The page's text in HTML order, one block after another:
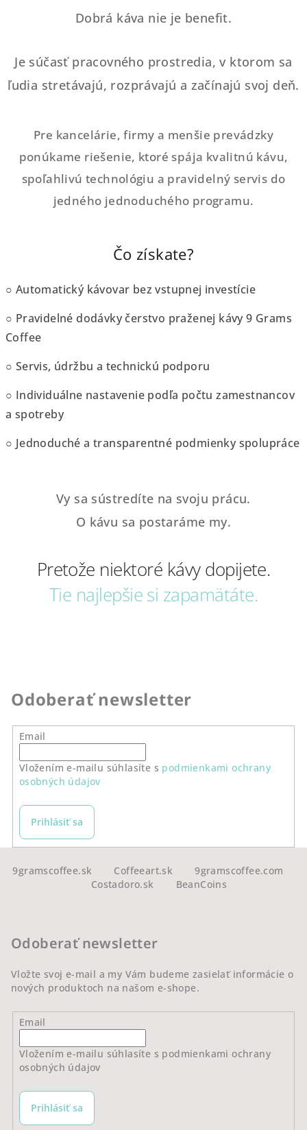
r
y
v
i
u
Dobrá káva nie je benefit.
Je súčasť pracovného prostredia, v ktorom sa
ľudia stretávajú, rozprávajú a začínajú svoj deň.
Pre kancelárie, firmy a menšie prevádzky
ponúkame riešenie, ktoré spája kvalitnú kávu,
spoľahlivú technológiu a pravidelný servis do
jedného jednoduchého programu.
Čo získate?
○ Automatický kávovar bez vstupnej investície
○ Pravidelné dodávky čerstvo praženej kávy 9 Grams
Coffee
○ Servis, údržbu a technickú podporu
○ Individuálne nastavenie podľa počtu zamestnancov
a spotreby
○ Jednoduché a transparentné podmienky spolupráce
Vy sa sústredíte na svoju prácu.
O kávu sa postaráme my.
Pretože niektoré kávy dopijete.
Tie najlepšie si zapamätáte.
Odoberať newsletter
Email
Vložením e-mailu súhlasíte s podmienkami ochrany
osobných údajov
Prihlásiť sa
9gramscoffee.sk Coffeeart.sk
9gramscoffee.com
Costadoro.sk
BeanCoins
Odoberať newsletter
Vložte svoj e-mail a my Vám budeme zasielať informácie o
nových produktoch na našom e-shope.
Email
Vložením e-mailu súhlasíte s podmienkami ochrany
osobných údajov
Prihlásiť sa